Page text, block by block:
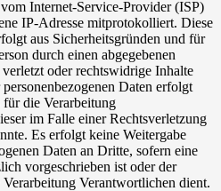
Internet-Service-Provider (ISP)
IP-Adresse mitprotokolliert. Diese
aus Sicherheitsgründen und für
durch einen abgegebenen
oder rechtswidrige Inhalte
Daten erfolgt
für die Verarbeitung
im Falle einer Rechtsverletzung
Es erfolgt keine Weitergabe
Daten an Dritte, sofern eine
vorgeschrieben ist oder der
Verantwortlichen dient.